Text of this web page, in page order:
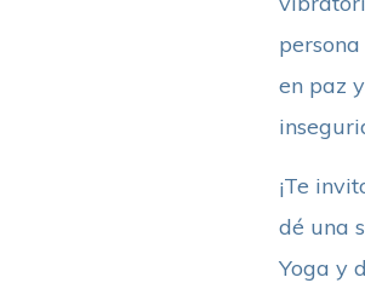
en paz
¡Te
dé una
Yoga y